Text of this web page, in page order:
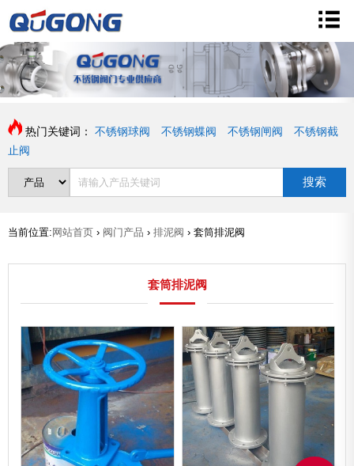
热门关键词： 不锈钢球阀 不锈钢蝶阀 不锈钢闸阀
不锈钢截
止阀
搜索
当前位置: 网站首页 › 阀门产品 › 排泥阀 › 套筒排泥阀
套筒排泥阀